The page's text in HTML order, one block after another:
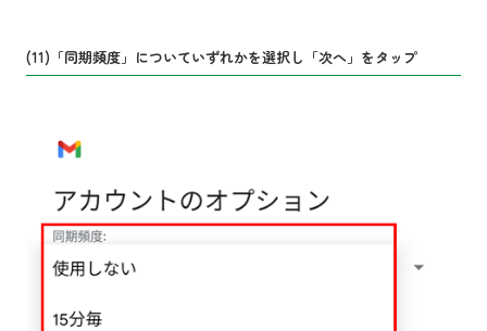
(11)「同期頻度」についていずれかを選択し「次へ」をタップ